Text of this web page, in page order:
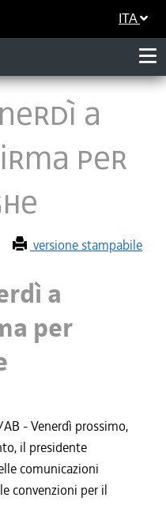
ITA
a
per
versione stampabile
a
per
- Venerdì prossimo,
il presidente
comunicazioni
convenzioni per il